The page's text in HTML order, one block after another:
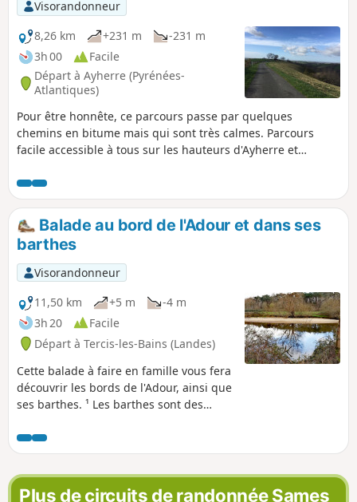
Visorandonneur
8,26 km
+231 m
-231 m
3h 00
Facile
Départ à Ayherre (Pyrénées-
Atlantiques)
Pour être honnête, ce parcours passe par quelques
chemins en bitume mais qui sont très calmes. Parcours
facile accessible à tous sur les hauteurs d'Ayherre et
Balade au bord de l'Adour et dans ses
barthes
Visorandonneur
11,50 km
+5 m
-4 m
3h 20
Facile
Départ à Tercis-les-Bains (Landes)
Cette balade à faire en famille vous fera
découvrir les bords de l'Adour, ainsi que
ses barthes. ¹ Les barthes sont des
par des troupeaux de chevaux en semi
liberté. La faune y est très riche:
cigognes, aigrettes, hérons cendrés,..
Cette balade emprunte l'ancien chemin
Plus de circuits de randonnée Sames